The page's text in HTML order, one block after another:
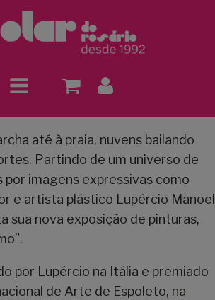
até à praia, nuvens bailando
Partindo de um universo de
por imagens expressivas como
e artista plástico Lupércio Manoel
sua nova exposição de pinturas,
por Lupércio na Itália e premiado
de Arte de Espoleto, na